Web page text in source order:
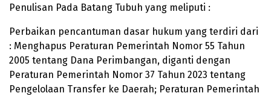
Penulisan Pada Batang Tubuh yang meliputi :
Perbaikan pencantuman dasar hukum yang terdiri dari
: Menghapus Peraturan Pemerintah Nomor 55 Tahun
2005 tentang Dana Perimbangan, diganti dengan
Peraturan Pemerintah Nomor 37 Tahun 2023 tentang
Pengelolaan Transfer ke Daerah; Peraturan Pemerintah